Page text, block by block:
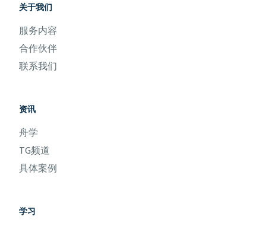
关于我们
服务内容
合作伙伴
联系我们
资讯
舟学
TG频道
具体案例
学习